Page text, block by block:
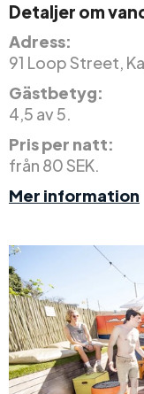
Detaljer om
Adress:
91 Loop Street,
Gästbetyg:
4,5 av 5.
Pris per natt:
från 80 SEK.
Mer information